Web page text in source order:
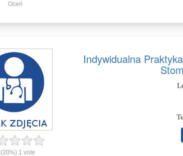
Oceń
(20%) 1 vote
Indywidualna